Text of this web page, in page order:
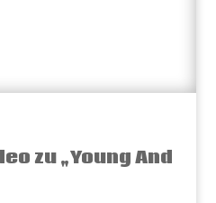
zu „Young And